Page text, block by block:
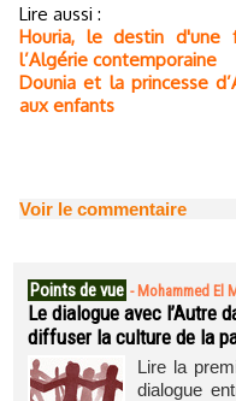
Lire aussi :
Houria, le destin d'une
l’Algérie contemporaine
Dounia et la princesse
aux enfants
Voir le commentaire
Points de vue - Mohammed El
Le dialogue avec l’Autre
diffuser la culture de la
Lire la
dialogue